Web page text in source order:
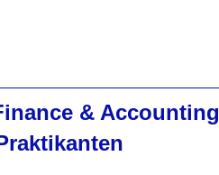
& Accounting